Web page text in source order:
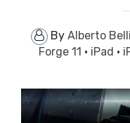
By Alberto Belli
Forge 11 · iPad ·